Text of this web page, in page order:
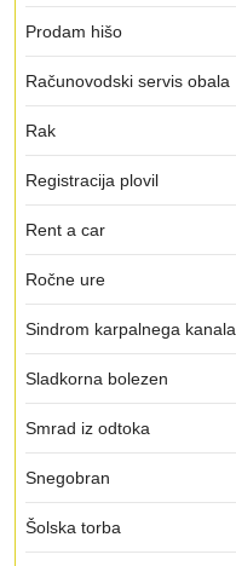
Prodam hišo
Računovodski servis obala
Rak
Registracija plovil
Rent a car
Ročne ure
Sindrom karpalnega kanala
Sladkorna bolezen
Smrad iz odtoka
Snegobran
Šolska torba